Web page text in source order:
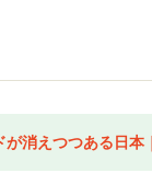
が消えつつある日